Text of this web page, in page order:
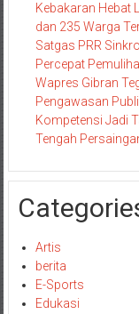
Kebakaran Hebat
dan 235 Warga
Satgas PRR
Percepat
Wapres Gibran
Pengawasan
Kompetensi Jadi
Tengah
Artis
berita
E-Sports
Edukasi